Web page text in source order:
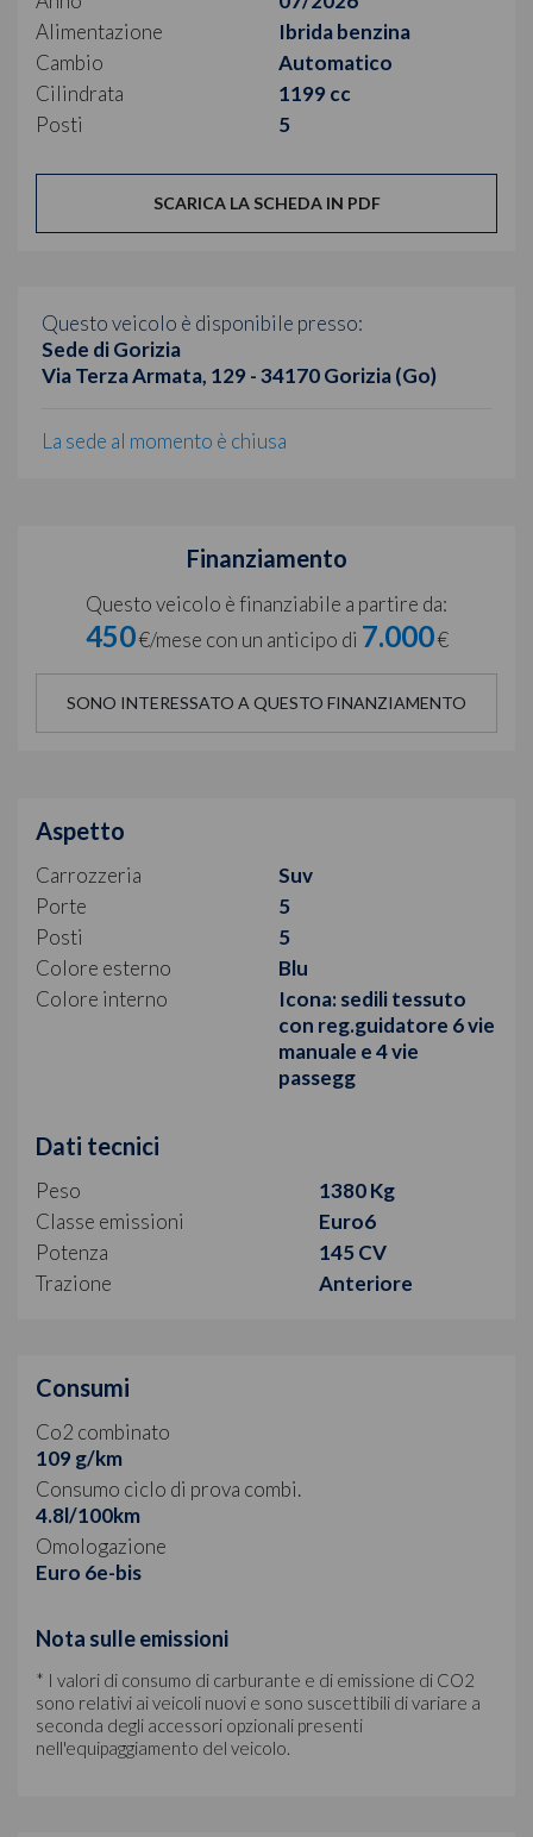
Alimentazione
Ibrida benzina
Cambio
Automatico
Cilindrata
1199 cc
Posti
5
SCARICA LA SCHEDA IN PDF
Questo veicolo è disponibile presso:
Sede di Gorizia
Via Terza Armata, 129 - 34170 Gorizia (Go)
La sede al momento è chiusa
Finanziamento
Questo veicolo è finanziabile a partire da:
450€/mese con un anticipo di 7.000€
SONO INTERESSATO A QUESTO FINANZIAMENTO
Aspetto
Carrozzeria
Suv
Porte
5
Posti
5
Colore esterno
Blu
Colore interno
Icona: sedili tessuto
con reg.guidatore 6 vie
manuale e 4 vie
passegg
Dati tecnici
Peso
1380 Kg
Classe emissioni
Euro6
Potenza
145 CV
Trazione
Anteriore
Consumi
Co2 combinato
109 g/km
Consumo ciclo di prova combi.
4.8l/100km
Omologazione
Euro 6e-bis
Nota sulle emissioni
* I valori di consumo di carburante e di emissione di CO2
sono relativi ai veicoli nuovi e sono suscettibili di variare a
seconda degli accessori opzionali presenti
nell'equipaggiamento del veicolo.